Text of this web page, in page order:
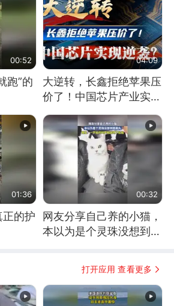
00:52
跑”的
04:09
大逆转，长鑫拒绝苹果压
价了！中国芯片产业实现
01:36
的护
00:32
网友分享自己养的小猫，
本以为是个灵珠没想到是
打开应用 查看更多